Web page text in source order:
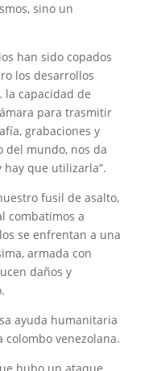
sino un
han sido copados
los desarrollos
la capacidad de
para trasmitir
grabaciones y
del mundo, nos da
que utilizarla”.
fusil de asalto,
combatimos a
se enfrentan a una
armada con
daños y
ayuda humanitaria
venezolana.